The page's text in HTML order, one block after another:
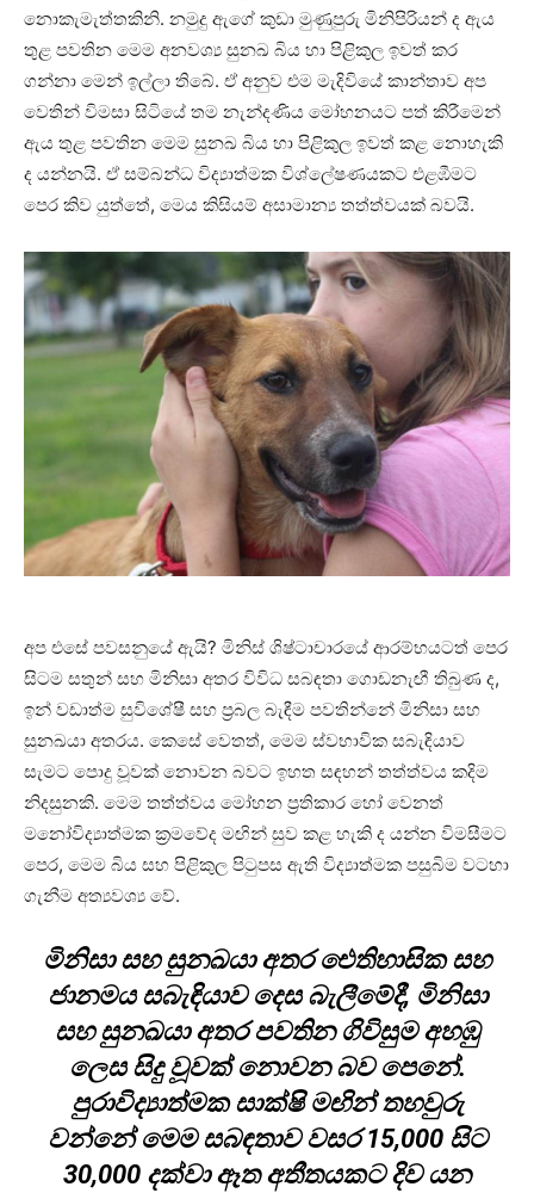
නොකැමැත්තකිනි. නමුදු ඇගේ කුඩා මුණුපුරු මිනිපිරියන් ද ඇය
තුළ පවතින මෙම අනවශ්‍ය සුනඛ බිය හා පිළිකුල ඉවත් කර
ගන්නා මෙන් ඉල්ලා තිබේ. ඒ අනුව එම මැදිවියේ කාන්තාව අප
වෙතින් විමසා සිටියේ තම නැන්දණිය මෝහනයට පත් කිරීමෙන්
ඇය තුළ පවතින මෙම සුනඛ බිය හා පිළිකුල ඉවත් කළ නොහැකි
ද යන්නයි. ඒ සම්බන්ධ විද්‍යාත්මක විශ්ලේෂණයකට එළඹීමට
පෙර කිව යුත්තේ, මෙය කිසියම් අසාමාන්‍ය තත්ත්වයක් බවයි.
අප එසේ පවසනුයේ ඇයි? මිනිස් ශිෂ්ටාචාරයේ ආරම්භයටත් පෙර
සිටම සතුන් සහ මිනිසා අතර විවිධ සබඳතා ගොඩනැඟී තිබුණ ද,
ඉන් වඩාත්ම සුවිශේෂී සහ ප්‍රබල බැඳීම පවතින්නේ මිනිසා සහ
සුනඛයා අතරය. කෙසේ වෙතත්, මෙම ස්වභාවික සබැඳියාව
සැමට පොදු වූවක් නොවන බවට ඉහත සඳහන් තත්ත්වය කදිම
නිදසුනකි. මෙම තත්ත්වය මෝහන ප්‍රතිකාර හෝ වෙනත්
මනෝවිද්‍යාත්මක ක්‍රමවේද මඟින් සුව කළ හැකි ද යන්න විමසීමට
පෙර, මෙම බිය සහ පිළිකුල පිටුපස ඇති විද්‍යාත්මක පසුබිම වටහා
ගැනීම අත්‍යවශ්‍ය වේ.
මිනිසා සහ සුනඛයා අතර ඓතිහාසික සහ
ජානමය සබැඳියාව දෙස බැලීමේදී, මිනිසා
සහ සුනඛයා අතර පවතින ගිවිසුම අහඹු
ලෙස සිදු වූවක් නොවන බව පෙනේ.
පුරාවිද්‍යාත්මක සාක්ෂි මඟින් තහවුරු
වන්නේ මෙම සබඳතාව වසර 15,000 සිට
30,000 දක්වා ඈත අතීතයකට දිව යන